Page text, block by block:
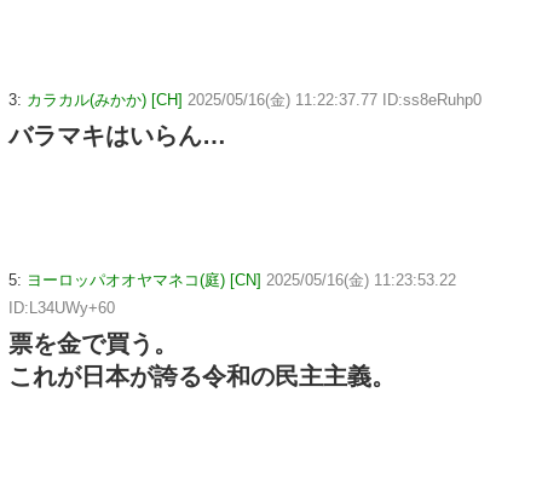
3: カラカル(みかか) [CH] 2025/05/16(金) 11:22:37.77 ID:ss8eRuhp0
バラマキはいらん…
5: ヨーロッパオオヤマネコ(庭) [CN] 2025/05/16(金) 11:23:53.22
ID:L34UWy+60
票を金で買う。
これが日本が誇る令和の民主主義。